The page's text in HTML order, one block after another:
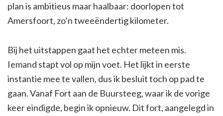
plan is ambitieus maar haalbaar: doorlopen tot
Amersfoort, zo’n tweeëndertig kilometer.
Bij het uitstappen gaat het echter meteen mis.
Iemand stapt vol op mijn voet. Het lijkt in eerste
instantie mee te vallen, dus ik besluit toch op pad te
gaan. Vanaf Fort aan de Buursteeg, waar ik de vorige
keer eindigde, begin ik opnieuw. Dit fort, aangelegd in